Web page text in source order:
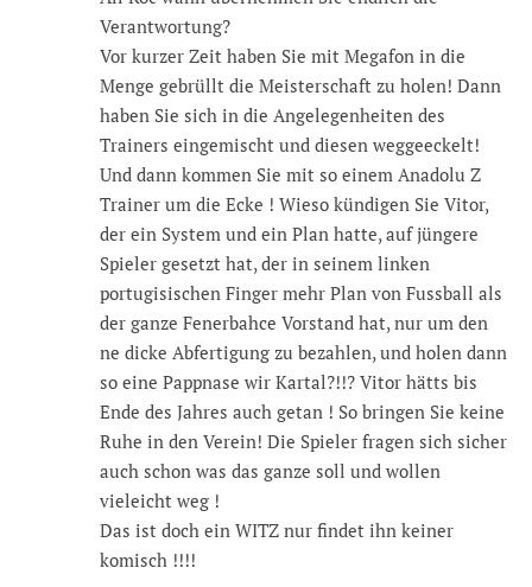
Verantwortung?
Vor kurzer Zeit haben Sie mit Megafon in die
Menge gebrüllt die Meisterschaft zu holen! Dann
haben Sie sich in die Angelegenheiten des
Trainers eingemischt und diesen weggeeckelt!
Und dann kommen Sie mit so einem Anadolu Z
Trainer um die Ecke ! Wieso kündigen Sie Vitor,
der ein System und ein Plan hatte, auf jüngere
Spieler gesetzt hat, der in seinem linken
portugisischen Finger mehr Plan von Fussball als
der ganze Fenerbahce Vorstand hat, nur um den
ne dicke Abfertigung zu bezahlen, und holen dann
so eine Pappnase wir Kartal?!!? Vitor hätts bis
Ende des Jahres auch getan ! So bringen Sie keine
Ruhe in den Verein! Die Spieler fragen sich sicher
auch schon was das ganze soll und wollen
vieleicht weg !
Das ist doch ein WITZ nur findet ihn keiner
komisch !!!!